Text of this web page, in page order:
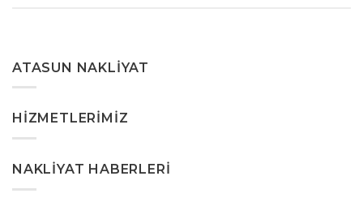
ATASUN NAKLIYAT
HIZMETLERIMIZ
NAKLIYAT HABERLERI